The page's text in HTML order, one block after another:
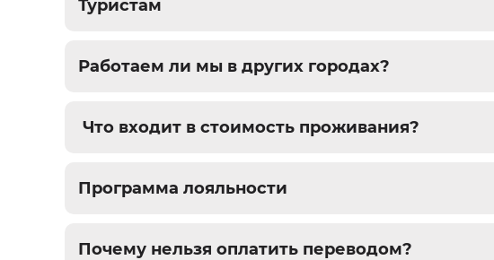
Туристам
Работаем ли мы в других городах?
Что входит в стоимость проживания?
Программа лояльности
Почему нельзя оплатить переводом?